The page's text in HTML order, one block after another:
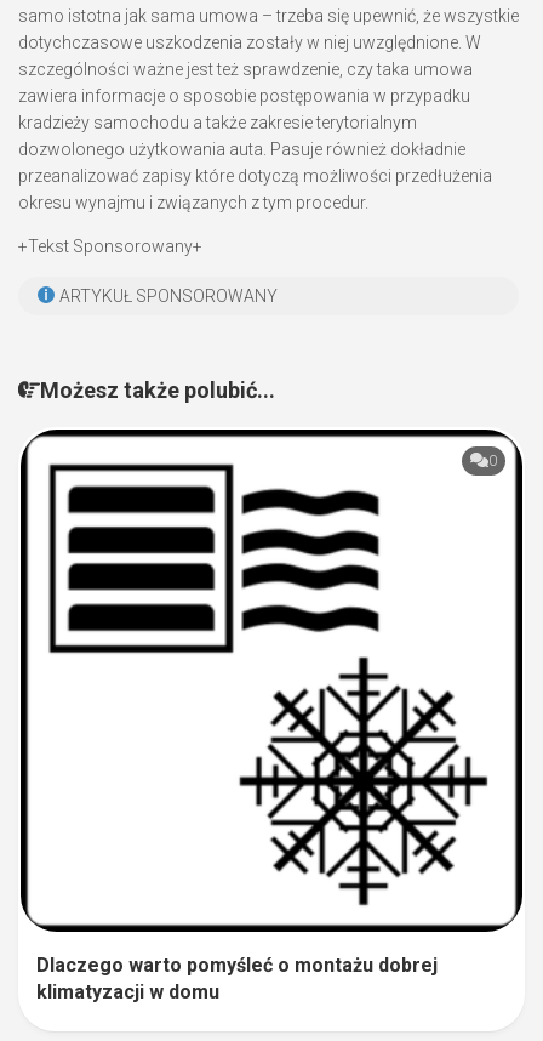
samo istotna jak sama umowa – trzeba się upewnić, że wszystkie
dotychczasowe uszkodzenia zostały w niej uwzględnione. W
szczególności ważne jest też sprawdzenie, czy taka umowa
zawiera informacje o sposobie postępowania w przypadku
kradzieży samochodu a także zakresie terytorialnym
dozwolonego użytkowania auta. Pasuje również dokładnie
przeanalizować zapisy które dotyczą możliwości przedłużenia
okresu wynajmu i związanych z tym procedur.
+Tekst Sponsorowany+
ARTYKUŁ SPONSOROWANY
Możesz także polubić...
0
Dlaczego warto pomyśleć o montażu dobrej
klimatyzacji w domu